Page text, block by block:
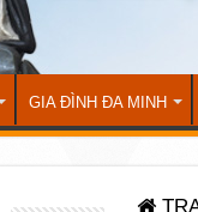
GIA ĐÌNH ĐA MINH